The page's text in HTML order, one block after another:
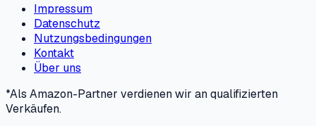
Impressum
Datenschutz
Nutzungsbedingungen
Kontakt
Über uns
*Als Amazon-Partner verdienen wir an qualifizierten
Verkäufen.